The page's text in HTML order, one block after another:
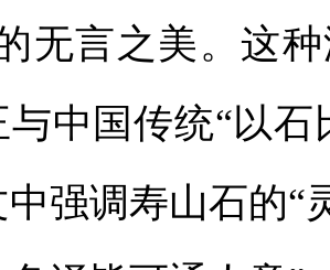
无言之美。这
与中国传统“以
强调寿山石的“